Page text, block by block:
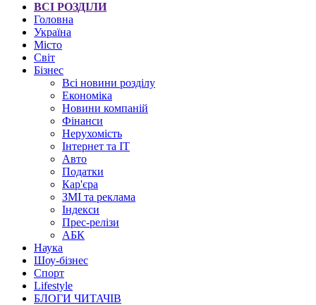
ВСІ РОЗДІЛИ
Головна
Україна
Місто
Світ
Бізнес
Всі новини розділу
Економіка
Новини компаній
Фінанси
Нерухомість
Інтернет та IT
Авто
Податки
Кар'єра
ЗМІ та реклама
Індекси
Прес-релізи
АБК
Наука
Шоу-бізнес
Спорт
Lifestyle
БЛОГИ ЧИТАЧІВ